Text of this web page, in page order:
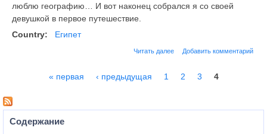
люблю географию… И вот наконец собрался я со своей
девушкой в первое путешествие.
Country:
Египет
Читать далее Добавить комментарий
« первая ‹ предыдущая 1 2 3 4
Содержание